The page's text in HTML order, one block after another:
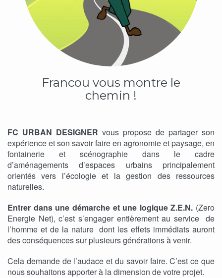
Francou vous montre le
chemin !
FC URBAN DESIGNER vous propose de partager son
expérience et son savoir faire en agronomie et paysage, en
fontainerie et scénographie dans le cadre
d’aménagements d’espaces urbains principalement
orientés vers l’écologie et la gestion des ressources
naturelles.
Entrer dans une démarche et une logique Z.E.N. (Zero
Energie Net), c’est s’engager entièrement au service de
l’homme et de la nature dont les effets immédiats auront
des conséquences sur plusieurs générations à venir.
Cela demande de l’audace et du savoir faire. C’est ce que
nous souhaitons apporter à la dimension de votre projet.